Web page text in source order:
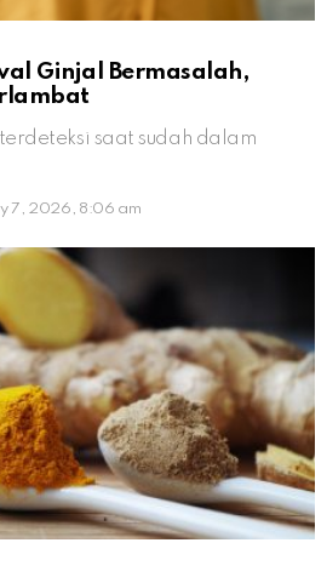
Ginjal Bermasalah,
saat sudah dalam
7, 2026, 8:06 am